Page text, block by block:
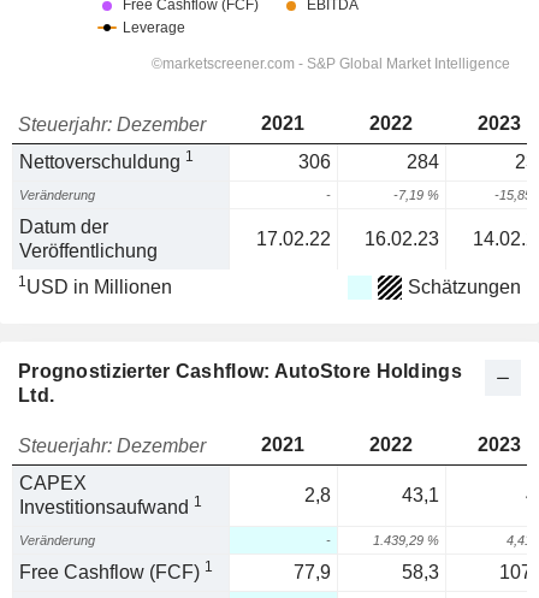
Steuerjahr: Dezember 2021 2022
2023
Nettoverschuldung 1 306 284
Veränderung - -7,19 % -15,85
Datum der
Veröffentlichung
17.02.22 16.02.23
1USD in Millionen Schätzungen
Prognostizierter Cashflow: AutoStore Holdings
Ltd.
Steuerjahr: Dezember 2021 2022
2023
CAPEX
Investitionsaufwand 1 2,8 43,1
Veränderung - 1.439,29 % 4,41
Free Cashflow (FCF) 1 77,9 58,3